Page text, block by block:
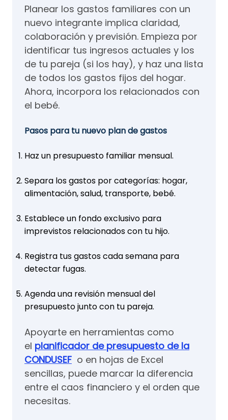
Planear los gastos familiares con un
nuevo integrante implica claridad,
colaboración y previsión. Empieza por
identificar tus ingresos actuales y los
de tu pareja (si los hay), y haz una lista
de todos los gastos fijos del hogar.
Ahora, incorpora los relacionados con
el bebé.
Pasos para tu nuevo plan de gastos
Haz un presupuesto familiar mensual.
Separa los gastos por categorías: hogar,
alimentación, salud, transporte, bebé.
Establece un fondo exclusivo para
imprevistos relacionados con tu hijo.
Registra tus gastos cada semana para
detectar fugas.
Agenda una revisión mensual del
presupuesto junto con tu pareja.
Apoyarte en herramientas como
el planificador de presupuesto de la
CONDUSEF o en hojas de Excel
sencillas, puede marcar la diferencia
entre el caos financiero y el orden que
necesitas.